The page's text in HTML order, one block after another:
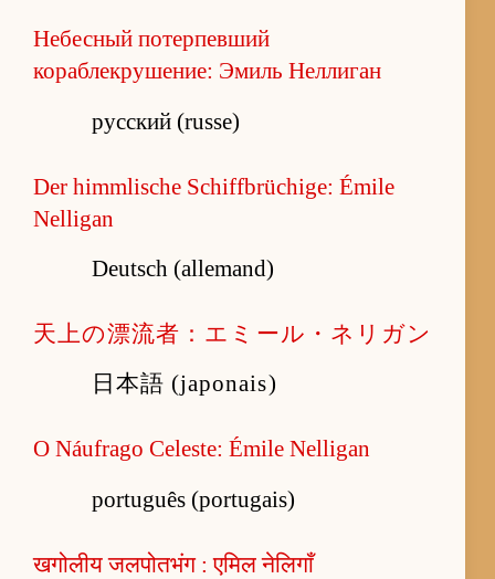
Небесный потерпевший
кораблекрушение: Эмиль Неллиган
русский (russe)
Der himmlische Schiffbrüchige: Émile
Nelligan
Deutsch (allemand)
天上の漂流者：エミール・ネリガン
日本語 (japonais)
O Náufrago Celeste: Émile Nelligan
português (portugais)
खगोलीय जलपोतभंग : एमिल नेलिगाँ